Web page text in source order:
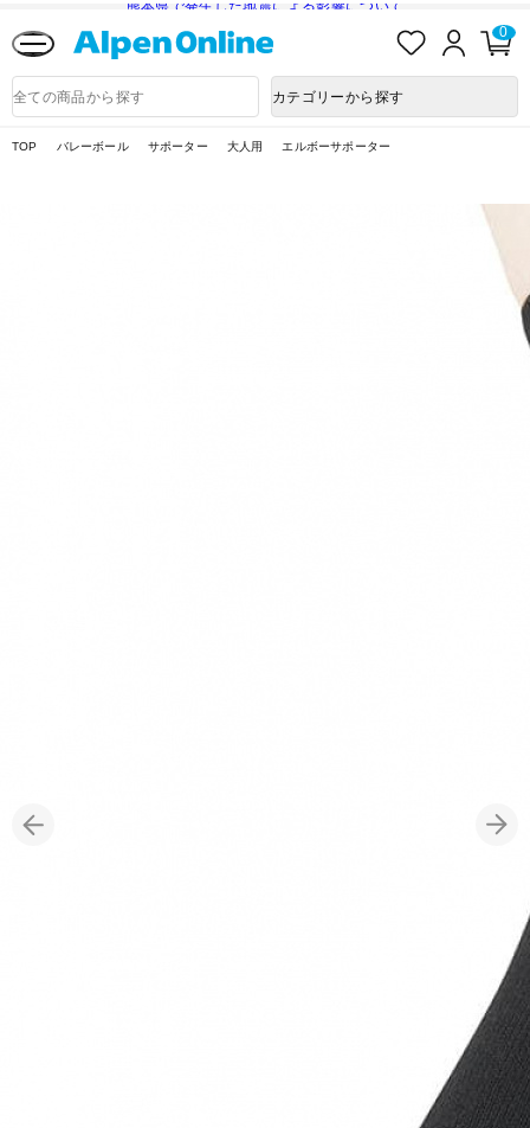
熊本県で発生した地震による影響について
入
ロ
ン
0
品
検
カテゴリーから探す
TOP バレーボール サポーター 大人用 エルボーサポーター